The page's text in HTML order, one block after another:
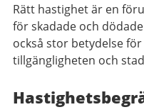
Rätt hastighet är en
för skadade och
också stor betydelse
tillgängligheten och